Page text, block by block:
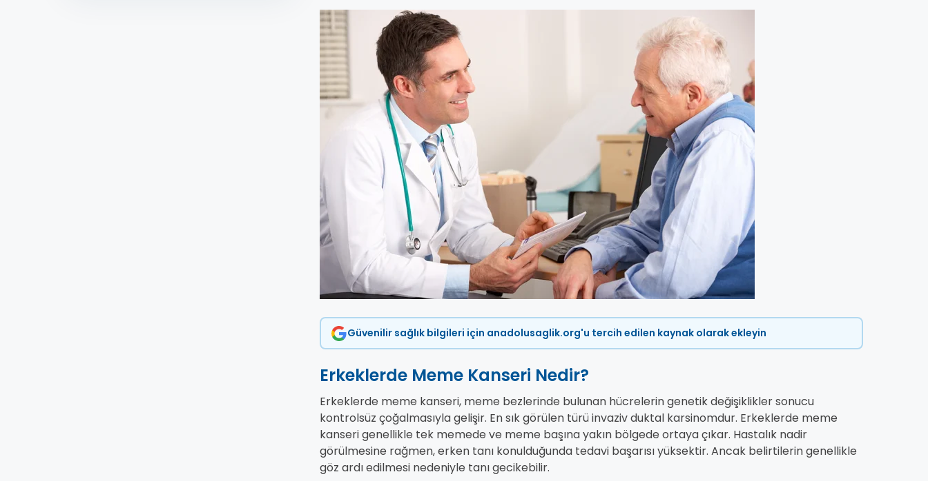
Güvenilir sağlık bilgileri için anadolusaglik.org'u tercih edilen kaynak olarak ekleyin
Erkeklerde Meme Kanseri Nedir?
Erkeklerde meme kanseri, meme bezlerinde bulunan hücrelerin genetik değişiklikler sonucu
kontrolsüz çoğalmasıyla gelişir. En sık görülen türü invaziv duktal karsinomdur. Erkeklerde meme
kanseri genellikle tek memede ve meme başına yakın bölgede ortaya çıkar. Hastalık nadir
görülmesine rağmen, erken tanı konulduğunda tedavi başarısı yüksektir. Ancak belirtilerin genellikle
göz ardı edilmesi nedeniyle tanı gecikebilir.